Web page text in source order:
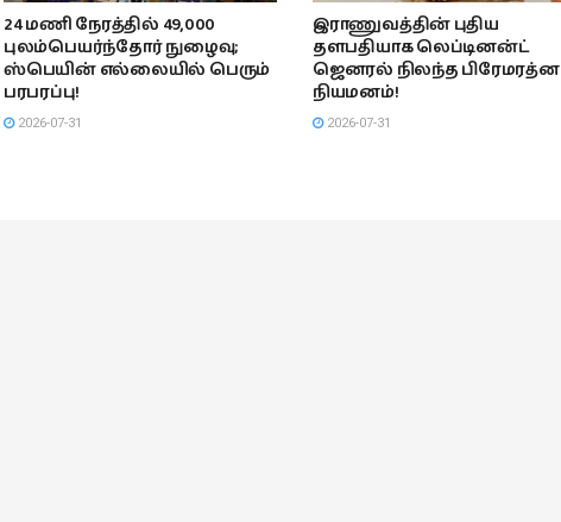
24 மணி நேரத்தில் 49,000
புலம்பெயர்ந்தோர் நுழைவு;
ஸ்பெயின் எல்லையில் பெரும்
பரபரப்பு!
2026-07-31
இராணுவத்தின் புதிய
தளபதியாக லெப்டினன்ட்
ஜெனரல் நிலந்த பிரேமரத்ன
நியமனம்!
2026-07-31